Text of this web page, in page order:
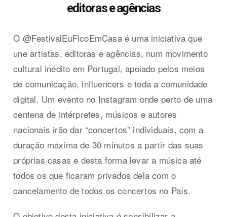
editoras e agências
O @FestivalEuFicoEmCasa é uma iniciativa que
une artistas, editoras e agências, num movimento
cultural inédito em Portugal, apoiado pelos meios
de comunicação, influencers e toda a comunidade
digital. Um evento no Instagram onde perto de uma
centena de intérpretes, músicos e autores
nacionais irão dar “concertos” individuais, com a
duração máxima de 30 minutos a partir das suas
próprias casas e desta forma levar a música até
todos os que ficaram privados dela com o
cancelamento de todos os concertos no País.